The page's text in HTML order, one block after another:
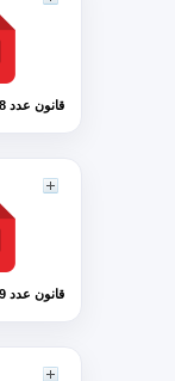
قانون عدد 048 لسنة 2001
قانون عدد 049 لسنة 2001